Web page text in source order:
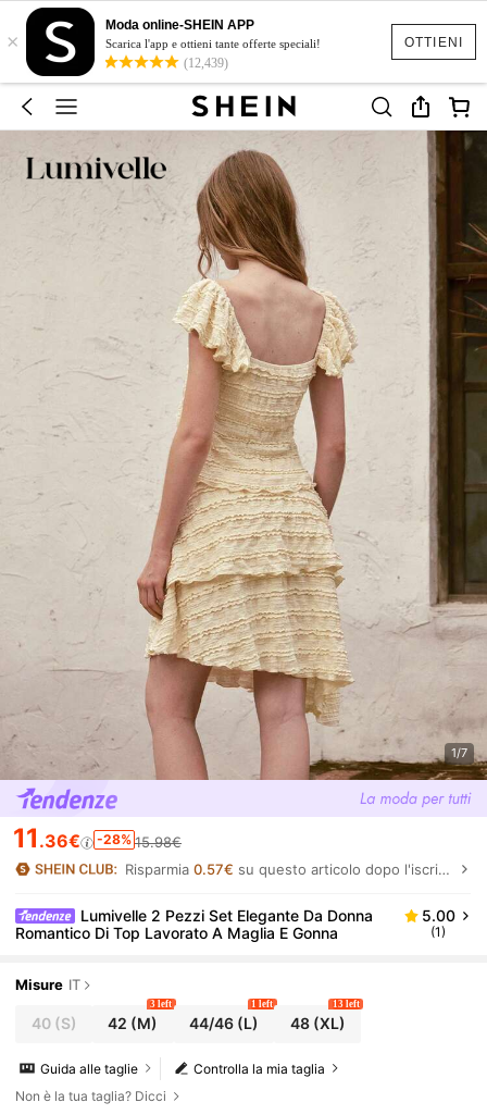
OTTIENI
×
Moda online-SHEIN APP
Scarica l'app e ottieni tante offerte speciali!
(12,439)
1/7
11 .36€ -28% 15.98€
Risparmia0.57€ su questo articolo dopo l'iscrizione.
Lumivelle 2 Pezzi Set Elegante Da Donna
Romantico Di Top Lavorato A Maglia E Gonna
5.00
(1)
Misure IT
40(S) 42 (M)
3 left
44/46(L)
1 left
48(XL)
13 left
Controlla la mia taglia
Guida alle taglie
Non è la tua taglia? Dicci